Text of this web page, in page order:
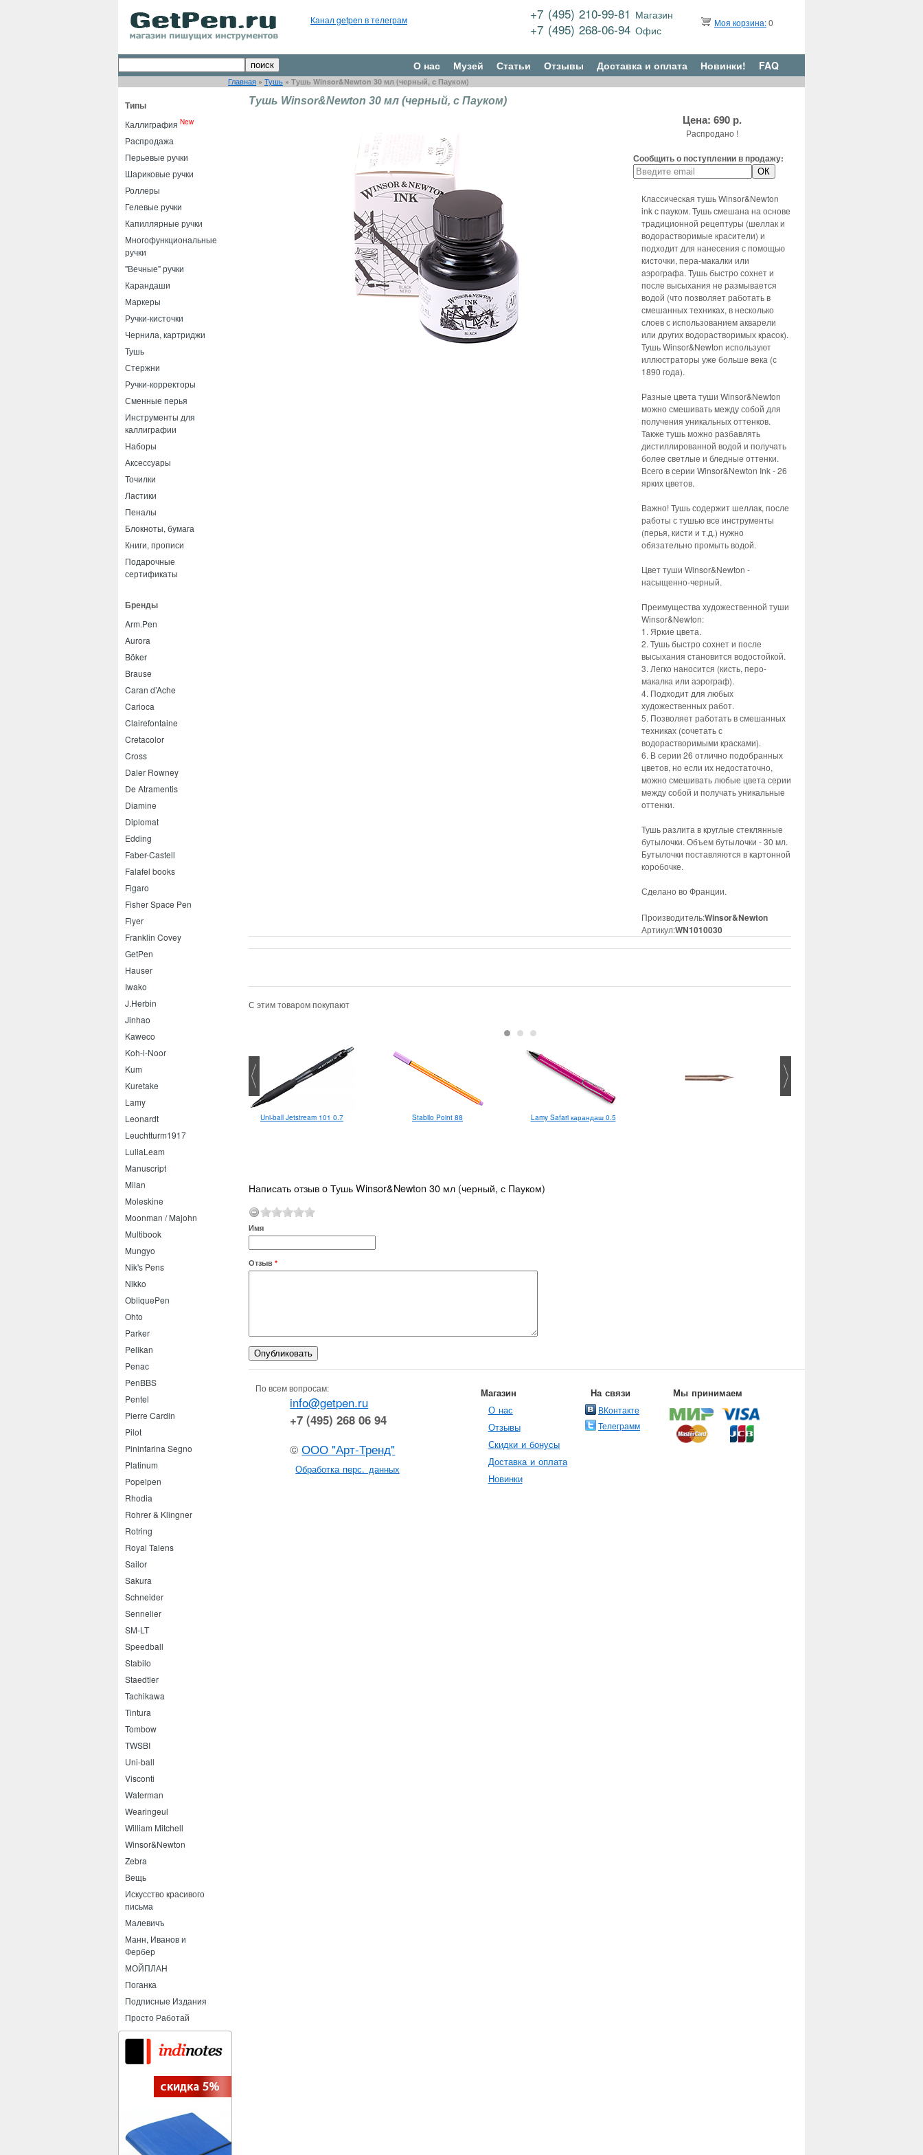
Канал getpen в телеграм +7 (495) 210-99-81 Магазин
+7 (495) 268-06-94Офис
Моя корзина:0
О нас Музей Статьи Отзывы Доставка и оплата Новинки! FAQ
Главная » Тушь » Тушь Winsor&Newton 30 мл (черный, с Пауком)
Типы
Каллиграфия New
Распродажа
Перьевые ручки
Шариковые ручки
Роллеры
Гелевые ручки
Капиллярные ручки
Многофункциональные
ручки
"Вечные" ручки
Карандаши
Маркеры
Ручки-кисточки
Чернила, картриджи
Тушь
Стержни
Ручки-корректоры
Сменные перья
Инструменты для
каллиграфии
Наборы
Аксессуары
Точилки
Ластики
Пеналы
Блокноты, бумага
Книги, прописи
Подарочные
сертификаты
Бренды
Arm.Pen
Aurora
Böker
Brause
Caran d’Ache
Carioca
Clairefontaine
Cretacolor
Cross
Daler Rowney
De Atramentis
Diamine
Diplomat
Edding
Faber-Castell
Falafel books
Figaro
Fisher Space Pen
Flyer
Franklin Covey
GetPen
Hauser
Iwako
J.Herbin
Jinhao
Kaweco
Koh-i-Noor
Kum
Kuretake
Lamy
Leonardt
Leuchtturm1917
LullaLeam
Manuscript
Milan
Moleskine
Moonman / Majohn
Multibook
Mungyo
Nik's Pens
Nikko
ObliquePen
Ohto
Parker
Pelikan
Penac
PenBBS
Pentel
Pierre Cardin
Pilot
Pininfarina Segno
Platinum
Popelpen
Rhodia
Rohrer & Klingner
Rotring
Royal Talens
Sailor
Sakura
Schneider
Sennelier
SM-LT
Speedball
Stabilo
Staedtler
Tachikawa
Tintura
Tombow
TWSBI
Uni-ball
Visconti
Waterman
Wearingeul
William Mitchell
Winsor&Newton
Zebra
Вещь
Искусство красивого
письма
Малевичъ
Манн, Иванов и
Фербер
МОЙПЛАН
Поганка
Подписные Издания
Просто Работай
Тушь Winsor&Newton 30 мл (черный, с Пауком)
Цена: 690 р.
Распродано !
Сообщить о поступлении в продажу:
Классическая тушь Winsor&Newton
ink с пауком. Тушь смешана на основе
традиционной рецептуры (шеллак и
водорастворимые красители) и
подходит для нанесения с помощью
кисточки, пера-макалки или
аэрографа. Тушь быстро сохнет и
после высыхания не размывается
водой (что позволяет работать в
смешанных техниках, в несколько
слоев с использованием акварели
или других водорастворимых красок).
Тушь Winsor&Newton используют
иллюстраторы уже больше века (с
1890 года).
Разные цвета туши Winsor&Newton
можно смешивать между собой для
получения уникальных оттенков.
Также тушь можно разбавлять
дистиллированной водой и получать
более светлые и бледные оттенки.
Всего в серии Winsor&Newton Ink - 26
ярких цветов.
Важно! Тушь содержит шеллак, после
работы с тушью все инструменты
(перья, кисти и т.д.) нужно
обязательно промыть водой.
Цвет туши Winsor&Newton -
насыщенно-черный.
Преимущества художественной туши
Winsor&Newton:
1. Яркие цвета.
2. Тушь быстро сохнет и после
высыхания становится водостойкой.
3. Легко наносится (кисть, перо-
макалка или аэрограф).
4. Подходит для любых
художественных работ.
5. Позволяет работать в смешанных
техниках (сочетать с
водорастворимыми красками).
6. В серии 26 отлично подобранных
цветов, но если их недостаточно,
можно смешивать любые цвета серии
между собой и получать уникальные
оттенки.
Тушь разлита в круглые стеклянные
бутылочки. Объем бутылочки - 30 мл.
Бутылочки поставляются в картонной
коробочке.
Сделано во Франции.
Производитель:Winsor&Newton
Артикул:WN1010030
С этим товаром покупают
Тушь Winsor&Newton 14 мл Uni-ball Jetstream 101 0.7 Stabilo Point 88 Lamy Safari карандаш 0.5
Написать отзыв o Тушь Winsor&Newton 30 мл (черный, с Пауком)
Имя
Отзыв *
По всем вопросам:
info@getpen.ru
+7 (495) 268 06 94
©ООО "Арт-Тренд"
Обработка перс. данных
Магазин
О нас
Отзывы
Скидки и бонусы
Доставка и оплата
Новинки
На связи
ВКонтакте
Телеграмм
Мы принимаем